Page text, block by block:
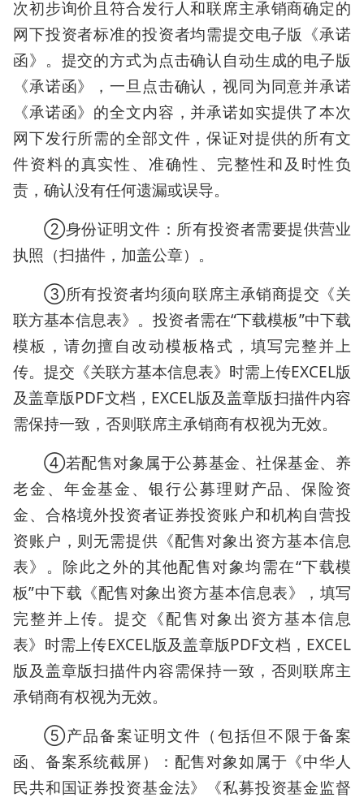
次初步询价且符合发行人和联席主承销商确定的
网下投资者标准的投资者均需提交电子版《承诺
函》。提交的方式为点击确认自动生成的电子版
《承诺函》，一旦点击确认，视同为同意并承诺
《承诺函》的全文内容，并承诺如实提供了本次
网下发行所需的全部文件，保证对提供的所有文
件资料的真实性、准确性、完整性和及时性负
责，确认没有任何遗漏或误导。
②身份证明文件：所有投资者需要提供营业
执照（扫描件，加盖公章）。
③所有投资者均须向联席主承销商提交《关
联方基本信息表》。投资者需在“下载模板”中下载
模板，请勿擅自改动模板格式，填写完整并上
传。提交《关联方基本信息表》时需上传EXCEL版
及盖章版PDF文档，EXCEL版及盖章版扫描件内容
需保持一致，否则联席主承销商有权视为无效。
④若配售对象属于公募基金、社保基金、养
老金、年金基金、银行公募理财产品、保险资
金、合格境外投资者证券投资账户和机构自营投
资账户，则无需提供《配售对象出资方基本信息
表》。除此之外的其他配售对象均需在“下载模
板”中下载《配售对象出资方基本信息表》，填写
完整并上传。提交《配售对象出资方基本信息
表》时需上传EXCEL版及盖章版PDF文档，EXCEL
版及盖章版扫描件内容需保持一致，否则联席主
承销商有权视为无效。
⑤产品备案证明文件（包括但不限于备案
函、备案系统截屏）：配售对象如属于《中华人
民共和国证券投资基金法》《私募投资基金监督